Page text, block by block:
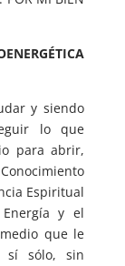
y siendo
lo que
para abrir,
Espiritual
y el
que le
sí sólo, sin